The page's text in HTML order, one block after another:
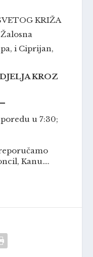
KRIŽA
i Ciprijan,
KROZ
u 7:30;
Kanu….